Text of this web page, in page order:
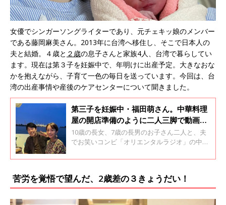
女優でシンガーソングライターであり、元チェキッ娘のメンバー
である藤岡麻美さん。2013年に台湾へ移住し、そこで日本人の
夫と結婚。４歳と ２歳の息子さんと家族4人、台湾で暮らしてい
ます。現在は第３子を妊娠中で、年明けに出産予定。大きなおな
かを抱えながら、子育て一色の毎日を送っています。今回は、台
湾の出産事情や産後のケアセンターについて聞きました。
第三子を妊娠中・福田萌さん。中華料理
屋の開店準備のように二人三脚で動画撮
影。「今はシンガポールに来てよかっ
た！」
10歳の長女、7歳の長男のお子さん二人と、夫
でお笑いコンビ「オリエンタルラジオ」の中田
田萌さん。移住してから3年が経ち、シンガポ
です。そこで、日本とシンガポールの子育て事
情の違いや、ご家族との暮らしについて聞きま
した。
苦労を覚悟で望んだ、2歳差の３きょうだい！